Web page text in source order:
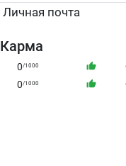
Личная почта
Карма
0/1000 thumb_up
0/1000 thumb_up